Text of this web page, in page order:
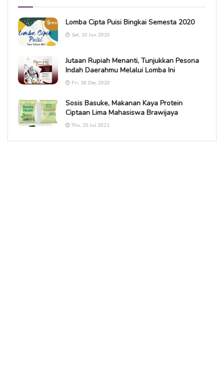
Lomba Cipta Puisi Bingkai Semesta 2020
Sat, 20 Jun 2020
Jutaan Rupiah Menanti, Tunjukkan Pesona
Indah Daerahmu Melalui Lomba Ini
Fri, 18 Dec 2020
Sosis Basuke, Makanan Kaya Protein
Ciptaan Lima Mahasiswa Brawijaya
Thu, 29 Jul 2021